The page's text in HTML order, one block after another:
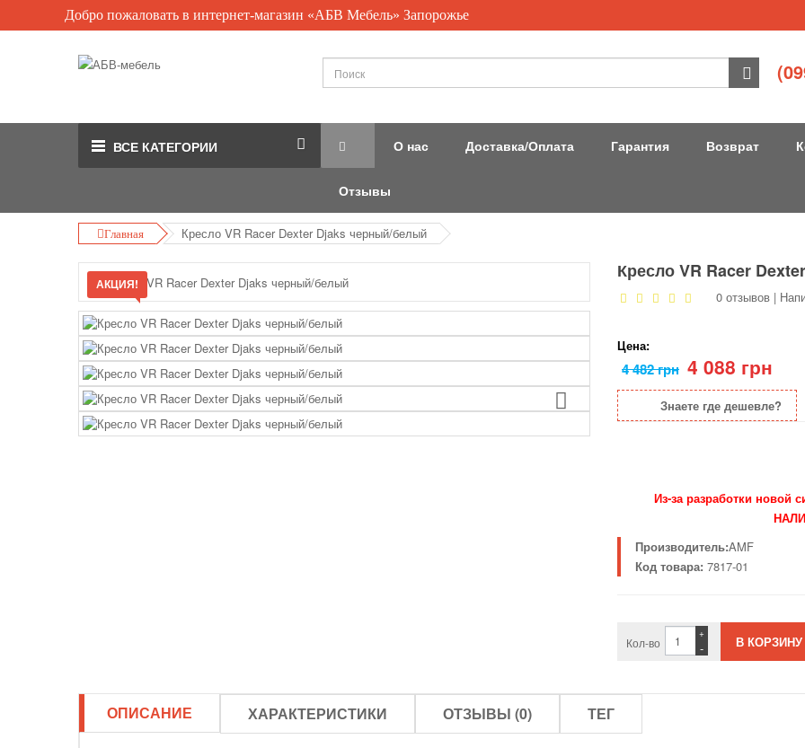
Добро пожаловать в интернет-магазин «АБВ Мебель» Запорожье
ВСЕ КАТЕГОРИИ О нас Доставка/Оплата Гарантия Возврат
Отзывы
Главная Кресло VR Racer Dexter Djaks черный/белый
АКЦИЯ!
Кресло VR Racer
0 отзывов |
Цена:
4 482 грн 4 088 грн
Знаете где дешевле?
Из-за разработки новой
Производитель:AMF
Код товара: 7817-01
Кол-во -
+
ОПИСАНИЕ ХАРАКТЕРИСТИКИ ОТЗЫВЫ (0) ТЕГ